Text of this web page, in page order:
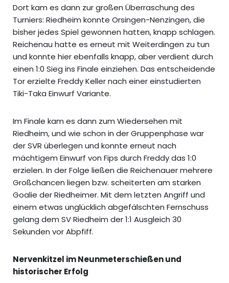
Dort kam es dann zur großen Überraschung des
Turniers: Riedheim konnte Orsingen-Nenzingen, die
bisher jedes Spiel gewonnen hatten, knapp schlagen.
Reichenau hatte es erneut mit Weiterdingen zu tun
und konnte hier ebenfalls knapp, aber verdient durch
einen 1:0 Sieg ins Finale einziehen. Das entscheidende
Tor erzielte Freddy Keller nach einer einstudierten
Tiki-Taka Einwurf Variante.
Im Finale kam es dann zum Wiedersehen mit
Riedheim, und wie schon in der Gruppenphase war
der SVR überlegen und konnte erneut nach
mächtigem Einwurf von Fips durch Freddy das 1:0
erzielen. In der Folge ließen die Reichenauer mehrere
Großchancen liegen bzw. scheiterten am starken
Goalie der Riedheimer. Mit dem letzten Angriff und
einem etwas unglücklich abgefälschten Fernschuss
gelang dem SV Riedheim der 1:1 Ausgleich 30
Sekunden vor Abpfiff.
Nervenkitzel im Neunmeterschießen und
historischer Erfolg